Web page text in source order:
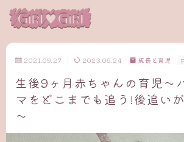
MENU
サイトマップ
2021.09.27 2023.06.24 成長と育児
生後9ヶ月赤ちゃんの育児～
マをどこまでも追う!後追い
～